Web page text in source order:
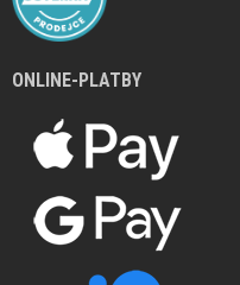
ONLINE-PLATBY